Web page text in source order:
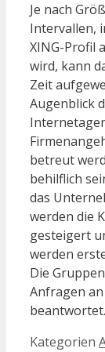
Je nach
Intervallen,
XING-Profil
wird, kann
Zeit
Augenblick
betreut
behilflich
das
werden die
gesteigert
werden
Die
Anfragen
beantwortet.
Kategorien